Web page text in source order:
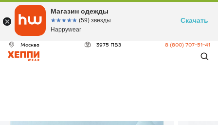
Москва 3975 ПВЗ 8 (800) 707-51-41
Магазин одежды
☆☆☆☆☆
★★★★★ (59) звезды
Happywear
Скачать